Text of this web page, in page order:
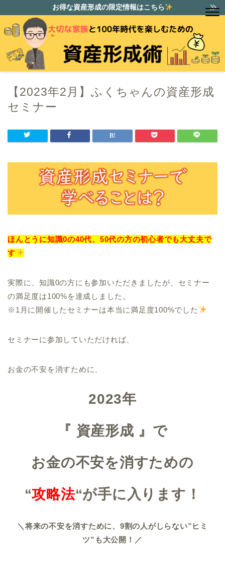
お得な資産形成の限定情報はこちら
【2023年2月】ふくちゃんの資産形成
セミナー
ほんとうに知識0の40代、50代の方の初心者でも大丈夫で
す
実際に、知識0の方にも参加いただきましたが、セミナー
の満足度は100%を達成しました。
※1月に開催したセミナーは本当に満足度100%でした
セミナーに参加していただければ、
お金の不安を消すために、
2023年
『 資産形成 』で
お金の不安を消すための
“攻略法“が手に入ります！
＼将来の不安を消すために、9割の人がしらない”ヒミ
ツ”も大公開！／